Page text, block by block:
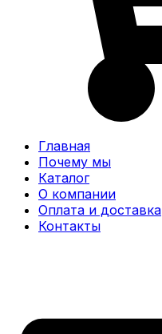
Главная
Почему мы
Каталог
О компании
Оплата и доставка
Контакты